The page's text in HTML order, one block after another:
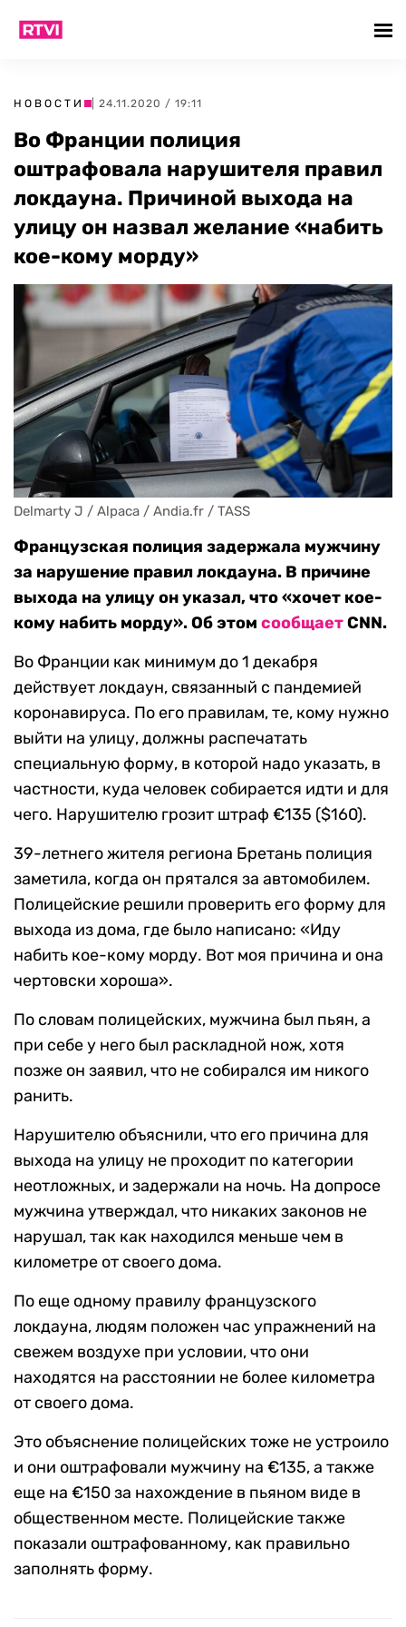
НОВОСТИ | 24.11.2020 / 19:11
Во Франции полиция
оштрафовала нарушителя правил
локдауна. Причиной выхода на
улицу он назвал желание «набить
кое-кому морду»
Delmarty J / Alpaca / Andia.fr / TASS
Французская полиция задержала мужчину
за нарушение правил локдауна. В причине
выхода на улицу он указал, что «хочет кое-
кому набить морду». Об этом сообщаетCNN.
Во Франции как минимум до 1 декабря
действует локдаун, связанный с пандемией
коронавируса. По его правилам, те, кому нужно
выйти на улицу, должны распечатать
специальную форму, в которой надо указать, в
частности, куда человек собирается идти и для
чего. Нарушителю грозит штраф €135 ($160).
39-летнего жителя региона Бретань полиция
заметила, когда он прятался за автомобилем.
Полицейские решили проверить его форму для
выхода из дома, где было написано: «Иду
набить кое-кому морду. Вот моя причина и она
чертовски хороша».
По словам полицейских, мужчина был пьян, а
при себе у него был раскладной нож, хотя
позже он заявил, что не собирался им никого
ранить.
Нарушителю объяснили, что его причина для
выхода на улицу не проходит по категории
неотложных, и задержали на ночь. На допросе
мужчина утверждал, что никаких законов не
нарушал, так как находился меньше чем в
километре от своего дома.
По еще одному правилу французского
локдауна, людям положен час упражнений на
свежем воздухе при условии, что они
находятся на расстоянии не более километра
от своего дома.
Это объяснение полицейских тоже не устроило
и они оштрафовали мужчину на €135, а также
еще на €150 за нахождение в пьяном виде в
общественном месте. Полицейские также
показали оштрафованному, как правильно
заполнять форму.